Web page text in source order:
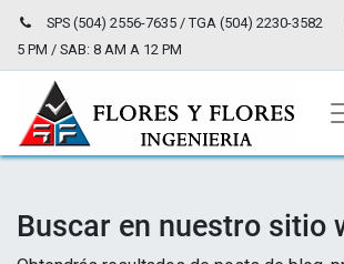
SPS (504) 2556-7635 / TGA (504) 2230-3582
5 PM / SAB: 8 AM A 12 PM
Buscar en nuestro sitio